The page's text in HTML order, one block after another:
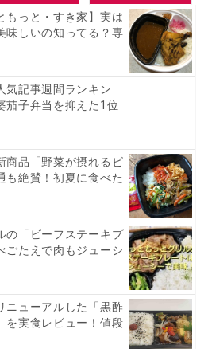
もっと・すき家】実は
味しいの知ってる？専
気記事週間ランキン
茄子弁当を抑えた1位
商品「野菜が摂れるビ
も絶賛！初夏に食べた
の「ビーフステーキプ
ごたえで肉もジューシ
ニューアルした「黒酢
を実食レビュー！値段